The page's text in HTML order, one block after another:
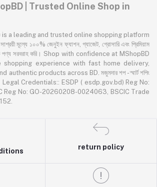
| Trusted Online Shop in
is a leading and trusted online shopping platform
মূল্যে ১০০% জেনুইন ফ্যাশন, গ্যাজেট, গ্রোসারি এবং প্রিমিয়াম
পণ্য সরবরাহ করি। Shop with confidence at MShopBD
experience with fast home delivery,
products across BD. মজুমদার শপ - স্মার্ট শপিং
Legal Credentials:: ESDP ( esdp.gov.bd) Reg No:
Reg No: GO-20260208-0024063, BSCIC Trade
return policy